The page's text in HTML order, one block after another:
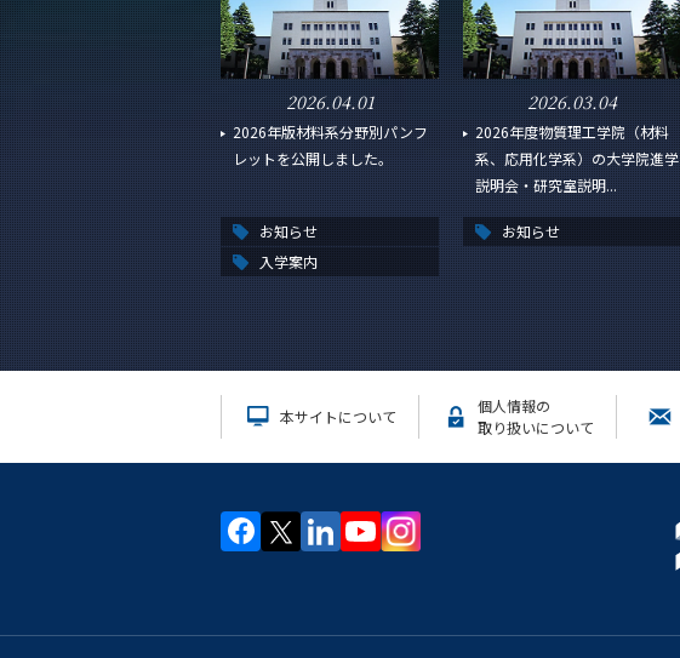
2026.04.01
2026年版材料系分野別パンフ
レットを公開しました。
お知らせ
入学案内
2026.03.04
2026年度物質理工学院（材料
系、応用化学系）の大学院進学
説明会・研究室説明...
お知らせ
本サイトについて
個人情報の
取り扱いについて